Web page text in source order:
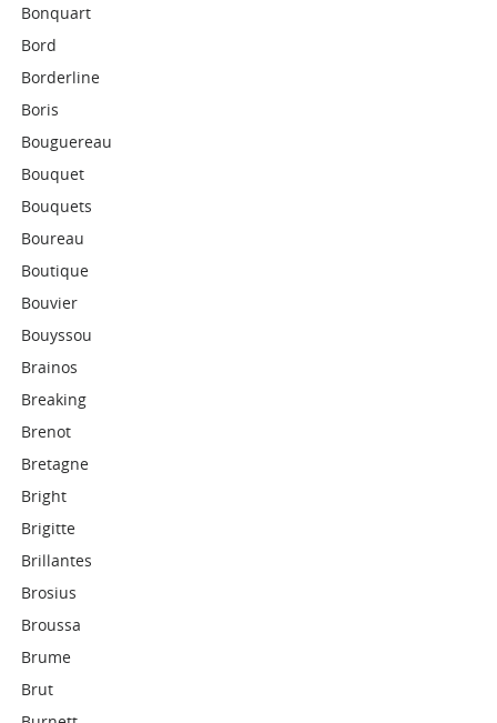
Bonquart
Bord
Borderline
Boris
Bouguereau
Bouquet
Bouquets
Boureau
Boutique
Bouvier
Bouyssou
Brainos
Breaking
Brenot
Bretagne
Bright
Brigitte
Brillantes
Brosius
Broussa
Brume
Brut